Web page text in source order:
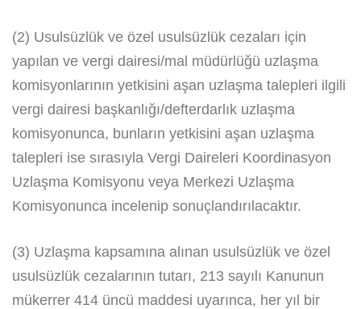
(2) Usulsüzlük ve özel usulsüzlük cezaları için
yapılan ve vergi dairesi/mal müdürlüğü uzlaşma
komisyonlarının yetkisini aşan uzlaşma talepleri ilgili
vergi dairesi başkanlığı/defterdarlık uzlaşma
komisyonunca, bunların yetkisini aşan uzlaşma
talepleri ise sırasıyla Vergi Daireleri Koordinasyon
Uzlaşma Komisyonu veya Merkezi Uzlaşma
Komisyonunca incelenip sonuçlandırılacaktır.
(3) Uzlaşma kapsamına alınan usulsüzlük ve özel
usulsüzlük cezalarının tutarı, 213 sayılı Kanunun
mükerrer 414 üncü maddesi uyarınca, her yıl bir